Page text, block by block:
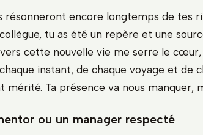
résonneront encore longtemps de tes
collègue, tu as été un repère et une
cette nouvelle vie me serre le cœur,
instant, de chaque voyage et de
mérité. Ta présence va nous manquer,
ou un manager respecté